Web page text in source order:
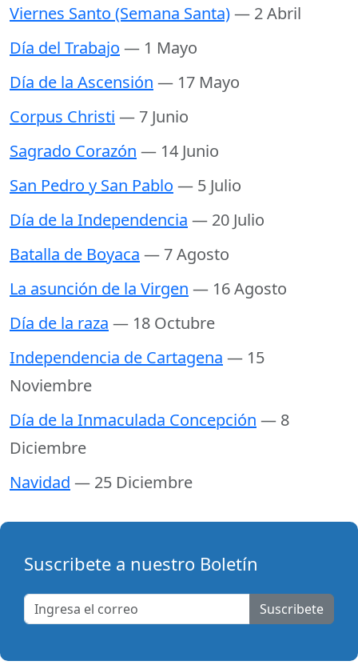
Viernes Santo (Semana Santa)— 2 Abril
Día del Trabajo — 1 Mayo
Día de la Ascensión — 17 Mayo
Corpus Christi — 7 Junio
Sagrado Corazón — 14 Junio
San Pedro y San Pablo — 5 Julio
Día de la Independencia — 20 Julio
Batalla de Boyaca — 7 Agosto
La asunción de la Virgen — 16 Agosto
Día de la raza — 18 Octubre
Independencia de Cartagena — 15
Noviembre
Día de la Inmaculada Concepción — 8
Diciembre
Navidad — 25 Diciembre
Suscribete a nuestro Boletín
Suscribete